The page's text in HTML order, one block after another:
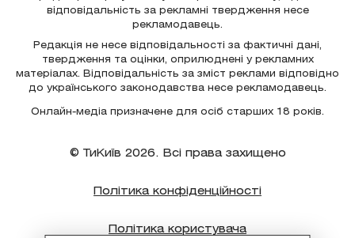
відповідальність за рекламні твердження несе
рекламодавець.
Редакція не несе відповідальності за фактичні дані,
твердження та оцінки, оприлюднені у рекламних
матеріалах. Відповідальність за зміст реклами відповідно
до українського законодавства несе рекламодавець.
Онлайн-медіа призначене для осіб старших 18 років.
© ТиКиїв 2026. Всі права захищено
Політика конфіденційності
Політика користувача